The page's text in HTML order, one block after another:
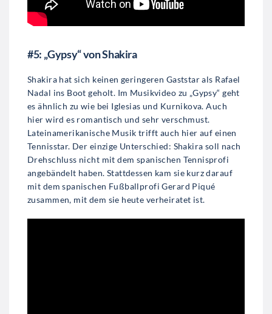
#5: „Gypsy“ von Shakira
Shakira hat sich keinen geringeren Gaststar als Rafael
Nadal ins Boot geholt. Im Musikvideo zu „Gypsy“ geht
es ähnlich zu wie bei Iglesias und Kurnikova. Auch
hier wird es romantisch und sehr verschmust.
Lateinamerikanische Musik trifft auch hier auf einen
Tennisstar. Der einzige Unterschied: Shakira soll nach
Drehschluss nicht mit dem spanischen Tennisprofi
angebändelt haben. Stattdessen kam sie kurz darauf
mit dem spanischen Fußballprofi Gerard Piqué
zusammen, mit dem sie heute verheiratet ist.